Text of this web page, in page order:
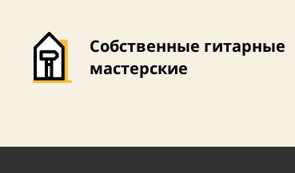
Собственные гитарные
мастерские